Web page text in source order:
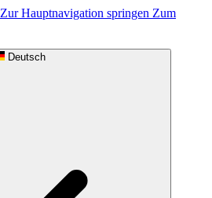
Zur Hauptnavigation springen Zum
Deutsch